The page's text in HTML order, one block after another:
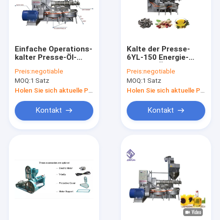
Einfache Operations-
kalter Presse-Öl-
kalte Ölpresse-
Maschine
Preis:negotiable
MOQ:1 Satz
Kontakt
Kalte der Presse-
6YL-150 Energie-
Extraktion Öl-des
Auszieher-30kw für
Sojabohne
Preis:negotiable
MOQ:1 Satz
Kontakt